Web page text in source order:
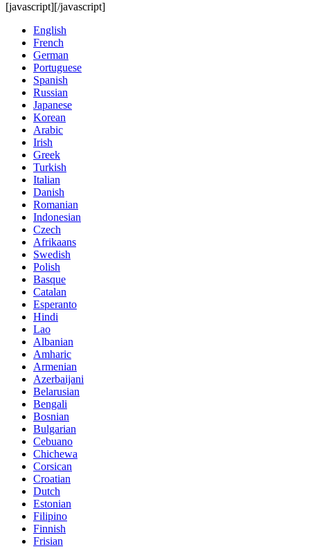
[javascript][/javascript]
English
French
German
Portuguese
Spanish
Russian
Japanese
Korean
Arabic
Irish
Greek
Turkish
Italian
Danish
Romanian
Indonesian
Czech
Afrikaans
Swedish
Polish
Basque
Catalan
Esperanto
Hindi
Lao
Albanian
Amharic
Armenian
Azerbaijani
Belarusian
Bengali
Bosnian
Bulgarian
Cebuano
Chichewa
Corsican
Croatian
Dutch
Estonian
Filipino
Finnish
Frisian